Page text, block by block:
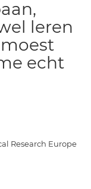
Research Europe
leren
echt